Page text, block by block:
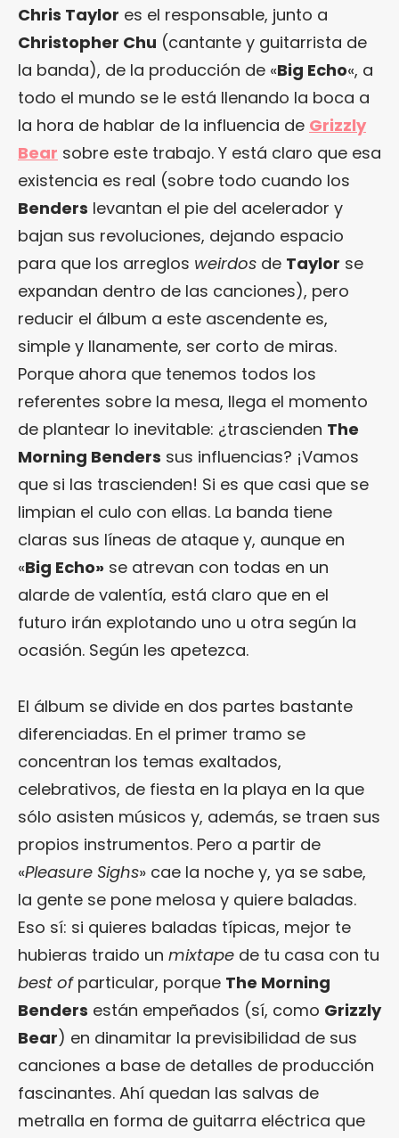
Chris Taylor es el responsable, junto a
Christopher Chu (cantante y guitarrista de
la banda), de la producción de «Big Echo«, a
todo el mundo se le está llenando la boca a
la hora de hablar de la influencia de Grizzly
Bear sobre este trabajo. Y está claro que esa
existencia es real (sobre todo cuando los
Benders levantan el pie del acelerador y
bajan sus revoluciones, dejando espacio
para que los arreglos weirdos de Taylor se
expandan dentro de las canciones), pero
reducir el álbum a este ascendente es,
simple y llanamente, ser corto de miras.
Porque ahora que tenemos todos los
referentes sobre la mesa, llega el momento
de plantear lo inevitable: ¿trascienden The
Morning Benders sus influencias? ¡Vamos
que si las trascienden! Si es que casi que se
limpian el culo con ellas. La banda tiene
claras sus líneas de ataque y, aunque en
«Big Echo» se atrevan con todas en un
alarde de valentía, está claro que en el
futuro irán explotando uno u otra según la
ocasión. Según les apetezca.
El álbum se divide en dos partes bastante
diferenciadas. En el primer tramo se
concentran los temas exaltados,
celebrativos, de fiesta en la playa en la que
sólo asisten músicos y, además, se traen sus
propios instrumentos. Pero a partir de
«Pleasure Sighs» cae la noche y, ya se sabe,
la gente se pone melosa y quiere baladas.
Eso sí: si quieres baladas típicas, mejor te
hubieras traido un mixtape de tu casa con tu
best ofparticular, porque The Morning
Benders están empeñados (sí, como Grizzly
Bear) en dinamitar la previsibilidad de sus
canciones a base de detalles de producción
fascinantes. Ahí quedan las salvas de
metralla en forma de guitarra eléctrica que